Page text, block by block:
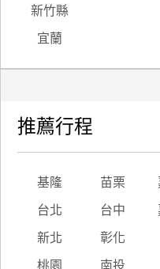
新竹縣
宜蘭
推薦行程
基隆 苗栗
台北 台中
新北 彰化
桃園 南投